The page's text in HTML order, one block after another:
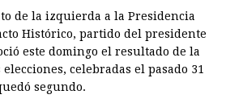
a
t
s
A
r
e
a
d
n
t
e
r
n
k
e
a
i
l
i
n
t
p
y
L
de la izquierda a la Presidencia
Histórico, partido del presidente
este domingo el resultado de la
celebradas el pasado 31
segundo.